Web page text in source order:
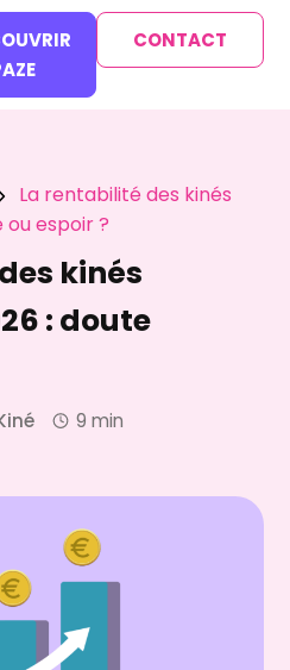
CONTACT
La rentabilité des kinés
ou espoir ?
kinés
: doute
9 min